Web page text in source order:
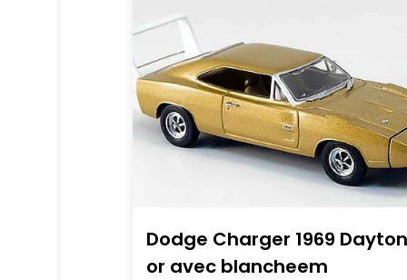
Dodge Charger 1969
or avec blancheem